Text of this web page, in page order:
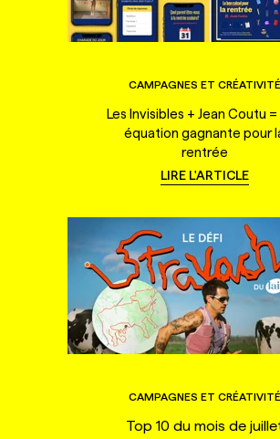
CAMPAGNES ET CRÉATIVITÉ
Les Invisibles + Jean Coutu =
équation gagnante pour
rentrée
LIRE L'ARTICLE
CAMPAGNES ET CRÉATIVITÉ
Top 10 du mois de